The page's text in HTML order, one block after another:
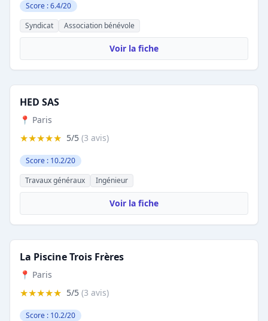
Score : 6.4/20
Syndicat
Association bénévole
Voir la fiche
HED SAS
📍 Paris
★★★★★ 5/5 (3 avis)
Score : 10.2/20
Travaux généraux
Ingénieur
Voir la fiche
La Piscine Trois Frères
📍 Paris
★★★★★ 5/5 (3 avis)
Score : 10.2/20